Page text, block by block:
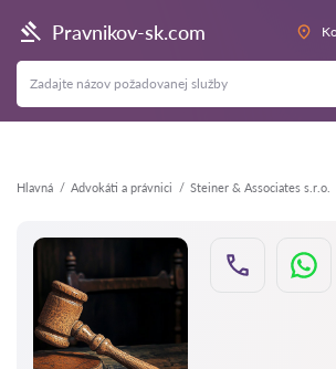
Pravnikov-sk.com
Hlavná Аdvokáti a právnici Steiner & Associates s.r.o.
Späť